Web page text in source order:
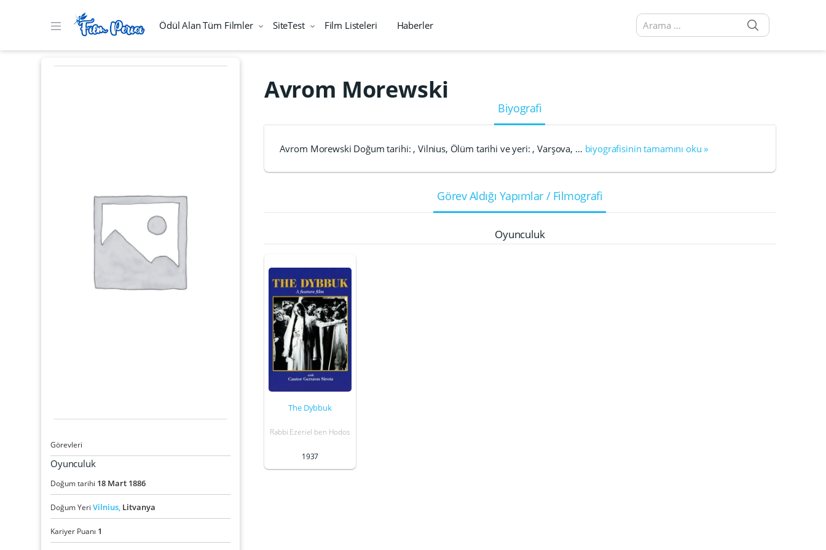
Ödül Alan Tüm Filmler SiteTest Film Listeleri Haberler
Arama sonuçları:
Görevleri
Oyunculuk
Doğum tarihi 18 Mart 1886
Doğum Yeri Vilnius, Litvanya
Kariyer Puanı 1
Avrom Morewski
Biyografi
Avrom Morewski Doğum tarihi: , Vilnius, Ölüm tarihi ve yeri: , Varşova, … biyografisinin tamamını oku »
Görev Aldığı Yapımlar / Filmografi
Oyunculuk
The Dybbuk
Rabbi Ezeriel ben Hodos
1937